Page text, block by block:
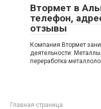
Втормет в
телефон,
отзывы
Компания Втормет
деятельности:
переработка
Главная страница